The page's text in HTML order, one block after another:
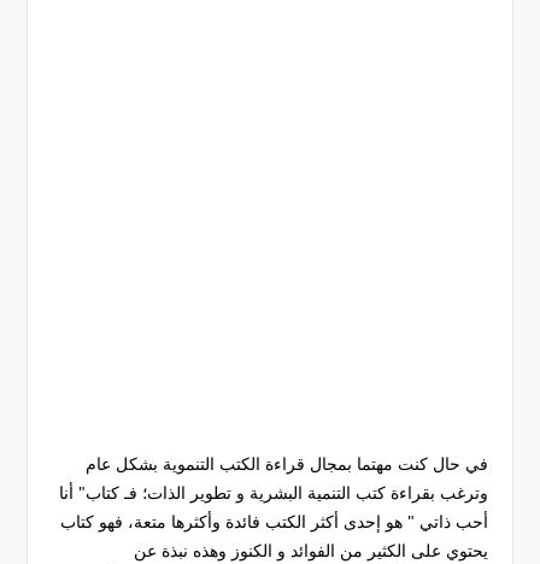
في حال كنت مهتما بمجال قراءة الكتب التنموية بشكل عام
وترغب بقراءة كتب التنمية البشرية و تطوير الذات؛ فـ كتاب" أنا
أحب ذاتي " هو إحدى أكثر الكتب فائدة وأكثرها متعة، فهو كتاب
يحتوي على الكثير من الفوائد و الكنوز وهذه نبذة عن